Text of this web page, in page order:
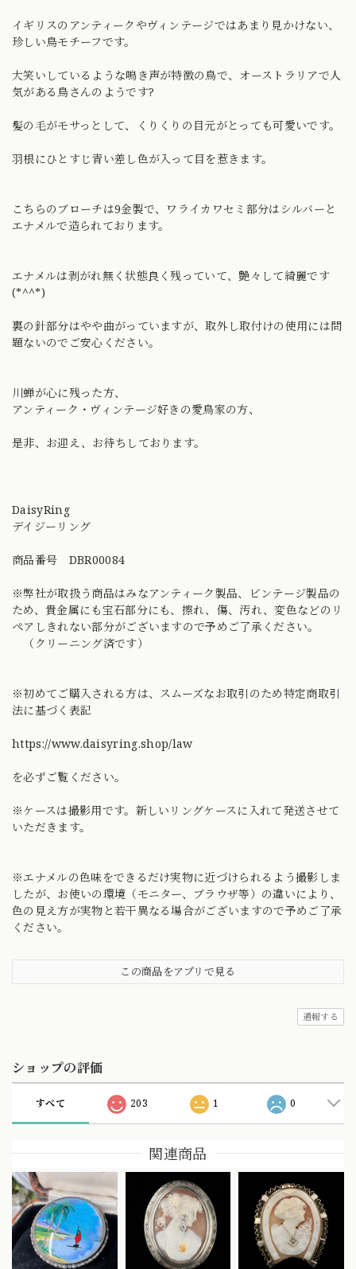
イギリスのアンティークやヴィンテージではあまり見かけない、
珍しい鳥モチーフです。
大笑いしているような鳴き声が特徴の鳥で、オーストラリアで人
気がある鳥さんのようです?
髪の毛がモサっとして、くりくりの目元がとっても可愛いです。
羽根にひとすじ青い差し色が入って目を惹きます。
こちらのブローチは9金製で、ワライカワセミ部分はシルバーと
エナメルで造られております。
エナメルは剥がれ無く状態良く残っていて、艶々して綺麗です
(*^^*)
裏の針部分はやや曲がっていますが、取外し取付けの使用には問
題ないのでご安心ください。
川蝉が心に残った方、
アンティーク・ヴィンテージ好きの愛鳥家の方、
是非、お迎え、お待ちしております。
DaisyRing
デイジーリング
商品番号 DBR00084
※弊社が取扱う商品はみなアンティーク製品、ビンテージ製品の
ため、貴金属にも宝石部分にも、擦れ、傷、汚れ、変色などのリ
ペアしきれない部分がございますので予めご了承ください。
（クリーニング済です）
※初めてご購入される方は、スムーズなお取引のため特定商取引
法に基づく表記
https://www.daisyring.shop/law
を必ずご覧ください。
※ケースは撮影用です。新しいリングケースに入れて発送させて
いただきます。
※エナメルの色味をできるだけ実物に近づけられるよう撮影しま
したが、お使いの環境（モニター、ブラウザ等）の違いにより、
色の見え方が実物と若干異なる場合がございますので予めご了承
ください。
この商品をアプリで見る
通報する
ショップの評価
すべて 203 1 0
関連商品